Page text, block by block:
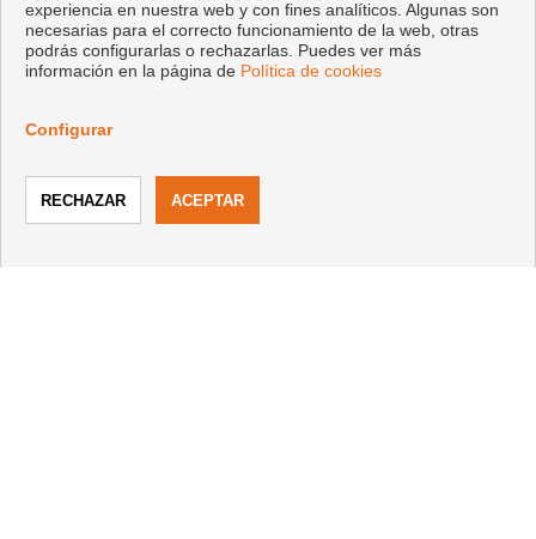
CONTACTAR
CONTACTO
+34 642772204
experiencia en nuestra web y con fines analíticos. Algunas son
necesarias para el correcto funcionamiento de la web, otras
podrás configurarlas o rechazarlas. Puedes ver más
información en la página de Política de cookies
Configurar